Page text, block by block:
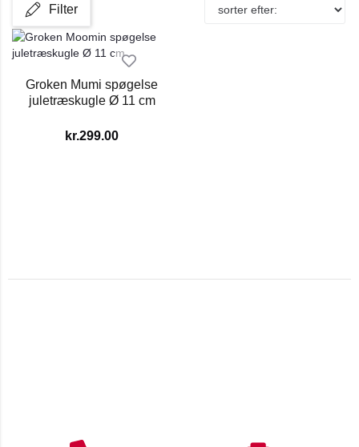
Filter
Groken Mumi spøgelse
juletræskugle Ø 11 cm
kr.299.00